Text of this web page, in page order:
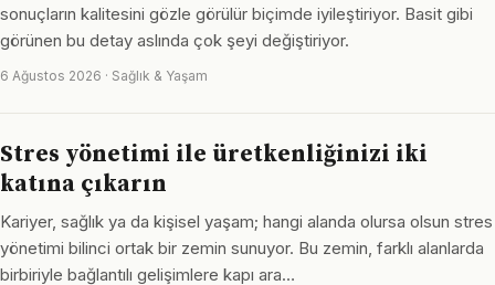
sonuçların kalitesini gözle görülür biçimde iyileştiriyor. Basit gibi
görünen bu detay aslında çok şeyi değiştiriyor.
6 Ağustos 2026 · Sağlık & Yaşam
Stres yönetimi ile üretkenliğinizi iki
katına çıkarın
Kariyer, sağlık ya da kişisel yaşam; hangi alanda olursa olsun stres
yönetimi bilinci ortak bir zemin sunuyor. Bu zemin, farklı alanlarda
birbiriyle bağlantılı gelişimlere kapı ara…